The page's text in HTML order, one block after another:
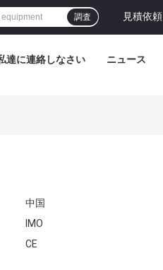
見積依頼
調査
達に連絡しなさい ニュース
中国
IMO
CE